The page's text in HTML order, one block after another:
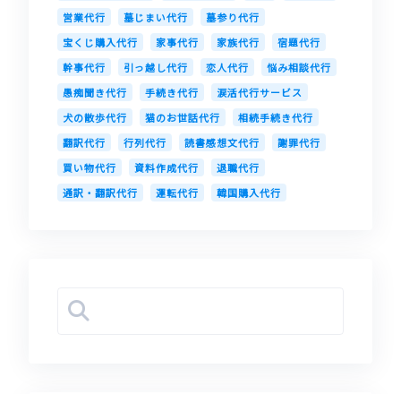
営業代行
墓じまい代行
墓参り代行
宝くじ購入代行
家事代行 家族代行
宿題代行
幹事代行
引っ越し代行 恋人代行
悩み相談代行
愚痴聞き代行
手続き代行
涙活代行サービス
犬の散歩代行
猫のお世話代行
相続手続き代行
翻訳代行
行列代行 読書感想文代行
謝罪代行
買い物代行
資料作成代行
退職代行
通訳・翻訳代行
運転代行 韓国購入代行